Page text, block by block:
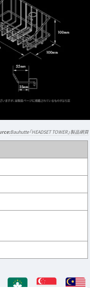
Bauhutte「HEADSET TOWER」製品網頁